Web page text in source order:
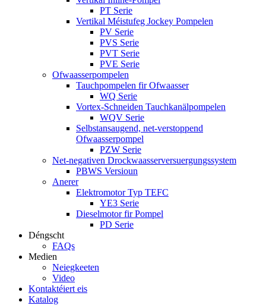
PT Serie
Vertikal Méistufeg Jockey Pompelen
PV Serie
PVS Serie
PVT Serie
PVE Serie
Ofwaasserpompelen
Tauchpompelen fir Ofwaasser
WQ Serie
Vortex-Schneiden Tauchkanälpompelen
WQV Serie
Selbstansaugend, net-verstoppend
Ofwaasserpompel
PZW Serie
Net-negativen Drockwaasserversuergungssystem
PBWS Versioun
Anerer
Elektromotor Typ TEFC
YE3 Serie
Dieselmotor fir Pompel
PD Serie
Déngscht
FAQs
Medien
Neiegkeeten
Video
Kontaktéiert eis
Katalog